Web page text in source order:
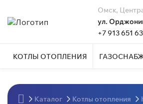
Омск,
ул.
+7 913 651
КОТЛЫ ОТОПЛЕНИЯ
Каталог Котлы отопления